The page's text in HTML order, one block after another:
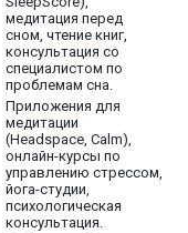
медитация перед
сном, чтение книг,
консультация со
специалистом по
проблемам сна.
Приложения для
медитации
(Headspace, Calm),
онлайн-курсы по
управлению стрессом,
йога-студии,
психологическая
консультация.